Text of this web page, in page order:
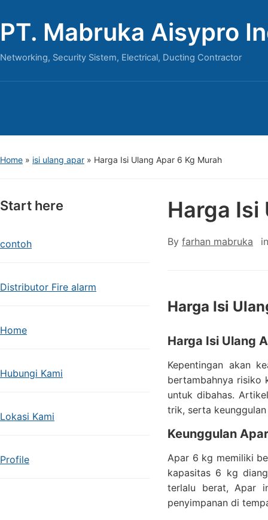
PT. Mabruka Aisypro
Networking, Security Sistem, Electrical, Ducting Contractor
Home » isi ulang apar » Harga Isi Ulang Apar 6 Kg Murah
Start here
contoh
Distributor Fire alarm
Home
Hubungi Kami
Lokasi Kami
Profile
Harga Isi
By farhan mabruka
Harga Isi
Harga Isi Ulang
Kepentingan akan
bertambahnya risiko
untuk dibahas.
trik, serta
Keunggulan
Apar 6 kg memiliki
kapasitas 6 kg
terlalu berat, Apar
penyimpanan di